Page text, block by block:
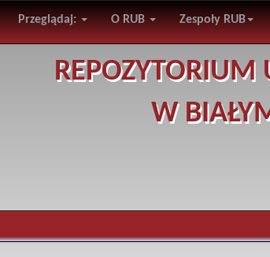
Przeglądaj: O RUB Zespoły RUB
REPOZYTORIUM
W